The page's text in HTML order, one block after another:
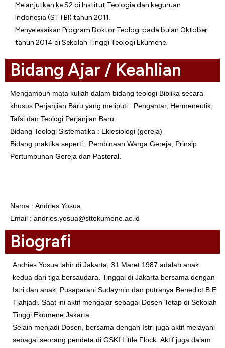
Melanjutkan ke S2 di Institut Teologia dan keguruan
Indonesia (STTBI) tahun 2011.
Menyelesaikan Program Doktor Teologi pada bulan Oktober
tahun 2014 di Sekolah Tinggi Teologi Ekumene.
Bidang Ajar / Keahlian
Mengampuh mata kuliah dalam bidang teologi Biblika secara
khusus Perjanjian Baru yang meliputi : Pengantar, Hermeneutik,
Tafsi dan Teologi Perjanjian Baru.
Bidang Teologi Sistematika : Eklesiologi (gereja)
Bidang praktika seperti : Pembinaan Warga Gereja, Prinsip
Pertumbuhan Gereja dan Pastoral.
Nama : Andries Yosua
Email : andries.yosua@sttekumene.ac.id
Biografi
Andries Yosua lahir di Jakarta, 31 Maret 1987 adalah anak
kedua dari tiga bersaudara. Tinggal di Jakarta bersama dengan
Istri dan anak: Pusaparani Sudaymin dan putranya Benedict B.E
Tjahjadi. Saat ini aktif mengajar sebagai Dosen Tetap di Sekolah
Tinggi Ekumene Jakarta.
Selain menjadi Dosen, bersama dengan Istri juga aktif melayani
sebagai seorang pendeta di GSKI Little Flock. Aktif juga dalam